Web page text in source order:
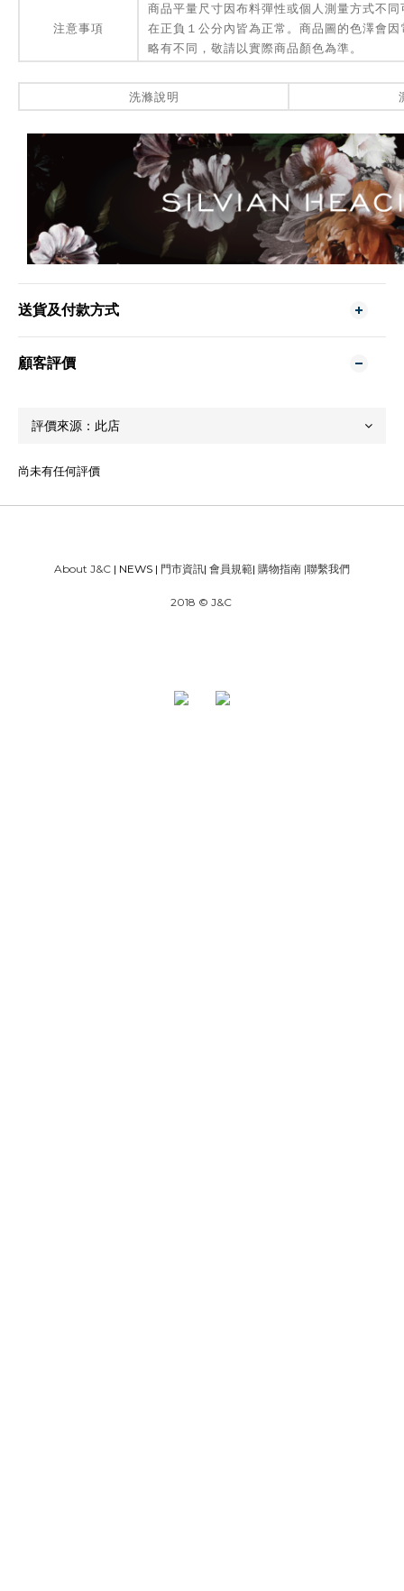
注意事項
商品平量尺寸因布料彈性或個人測量方式不
在正負１公分內皆為正常。商品圖的色澤會
略有不同，敬請以實際商品顏色為準。
洗滌說明
送貨及付款方式
顧客評價
尚未有任何評價
About J&C | NEWS | 門市資訊| 會員規範| 購物指南 |聯繫我們
2018 © J&C